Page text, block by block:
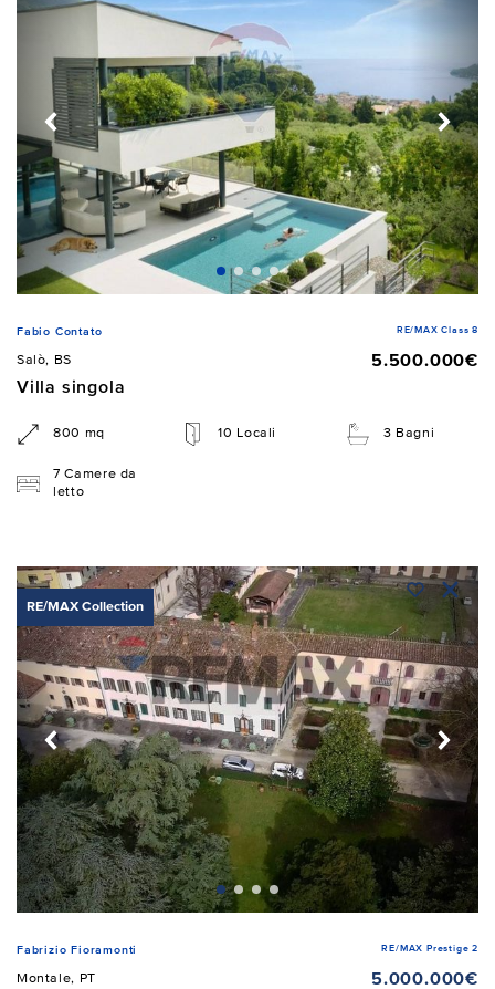
Fabio Contato RE/MAX Class 8
Salò, BS
5.500.000€
Villa singola
800 mq 10 Locali 3 Bagni
7 Camere da
letto
RE/MAX Collection
Fabrizio Fioramonti RE/MAX Prestige 2
Montale, PT
5.000.000€